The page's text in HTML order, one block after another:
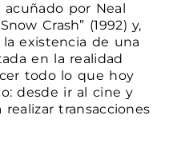
por Neal
Crash” (1992) y,
existencia de una
en la realidad
todo lo que hoy
desde ir al cine y
transacciones